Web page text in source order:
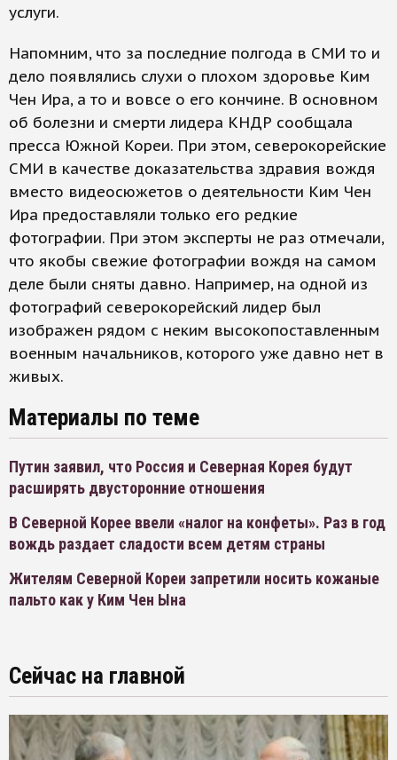
услуги.
Напомним, что за последние полгода в СМИ то и
дело появлялись слухи о плохом здоровье Ким
Чен Ира, а то и вовсе о его кончине. В основном
об болезни и смерти лидера КНДР сообщала
пресса Южной Кореи. При этом, северокорейские
СМИ в качестве доказательства здравия вождя
вместо видеосюжетов о деятельности Ким Чен
Ира предоставляли только его редкие
фотографии. При этом эксперты не раз отмечали,
что якобы свежие фотографии вождя на самом
деле были сняты давно. Например, на одной из
фотографий северокорейский лидер был
изображен рядом с неким высокопоставленным
военным начальников, которого уже давно нет в
живых.
Материалы по теме
Путин заявил, что Россия и Северная Корея будут
расширять двусторонние отношения
В Северной Корее ввели «налог на конфеты». Раз в год
вождь раздает сладости всем детям страны
Жителям Северной Кореи запретили носить кожаные
пальто как у Ким Чен Ына
Сейчас на главной